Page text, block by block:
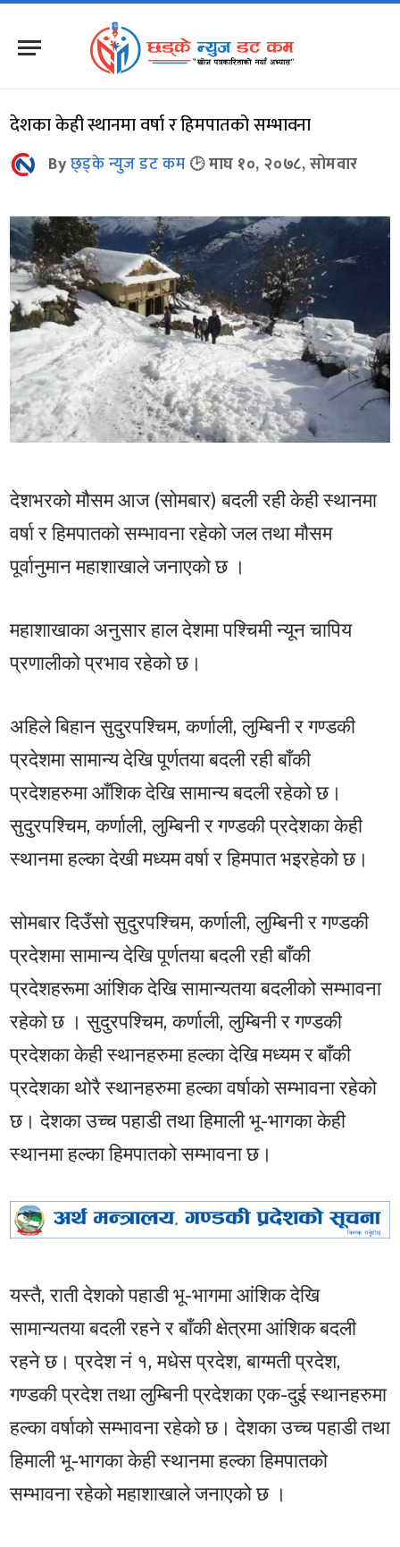
देशका केही स्थानमा वर्षा र हिमपातको सम्भावना
Byछ्ड्के न्युज डट कम माघ १०, २०७८, सोमवार
देशभरको मौसम आज (सोमबार) बदली रही केही स्थानमा
वर्षा र हिमपातको सम्भावना रहेको जल तथा मौसम
पूर्वानुमान महाशाखाले जनाएको छ ।
महाशाखाका अनुसार हाल देशमा पश्चिमी न्यून चापिय
प्रणालीको प्रभाव रहेको छ।
अहिले बिहान सुदुरपश्चिम, कर्णाली, लुम्बिनी र गण्डकी
प्रदेशमा सामान्य देखि पूर्णतया बदली रही बाँकी
प्रदेशहरुमा आँशिक देखि सामान्य बदली रहेको छ।
सुदुरपश्चिम, कर्णाली, लुम्बिनी र गण्डकी प्रदेशका केही
स्थानमा हल्का देखी मध्यम वर्षा र हिमपात भइरहेको छ।
सोमबार दिउँसो सुदुरपश्चिम, कर्णाली, लुम्बिनी र गण्डकी
प्रदेशमा सामान्य देखि पूर्णतया बदली रही बाँकी
प्रदेशहरूमा आंशिक देखि सामान्यतया बदलीको सम्भावना
रहेको छ । सुदुरपश्चिम, कर्णाली, लुम्बिनी र गण्डकी
प्रदेशका केही स्थानहरुमा हल्का देखि मध्यम र बाँकी
प्रदेशका थोरै स्थानहरुमा हल्का वर्षाको सम्भावना रहेको
छ। देशका उच्च पहाडी तथा हिमाली भू-भागका केही
स्थानमा हल्का हिमपातको सम्भावना छ।
यस्तै, राती देशको पहाडी भू-भागमा आंशिक देखि
सामान्यतया बदली रहने र बाँकी क्षेत्रमा आंशिक बदली
रहने छ। प्रदेश नं १, मधेस प्रदेश, बाग्मती प्रदेश,
गण्डकी प्रदेश तथा लुम्बिनी प्रदेशका एक-दुई स्थानहरुमा
हल्का वर्षाको सम्भावना रहेको छ। देशका उच्च पहाडी तथा
हिमाली भू-भागका केही स्थानमा हल्का हिमपातको
सम्भावना रहेको महाशाखाले जनाएको छ ।